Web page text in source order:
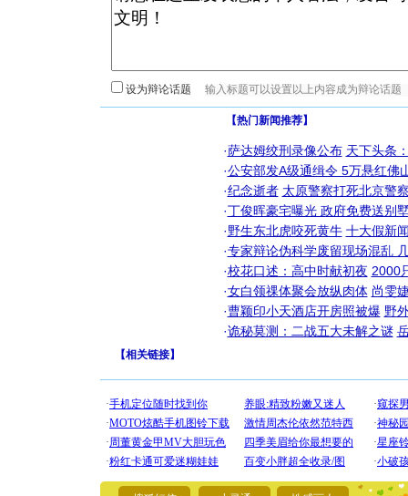
设为辩论话题
【热门新闻推荐】
·萨达姆绞刑录像公布 天下头条
·公安部发A级通缉令 5万悬红佛
·纪念逝者 太原警察打死北京警
·丁俊晖豪宅曝光 政府免费送别
·野生东北虎咬死黄牛 十大假新
·专家辩论伪科学废留现场混乱
·校花口述：高中时献初夜 2000
·女白领祼体聚会放纵肉体 尚雯
·曹颖印小天酒店开房照被爆 野
·诡秘莫测：二战五大未解之谜
【相关链接】
[圣诞节]
你太多
要平安
[圣诞节]
能正大光